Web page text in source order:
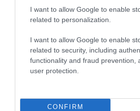
I want to allow Google to enable
related to personalization.
I want to allow Google to enable
related to security, including
functionality and fraud prevention,
user protection.
CONFIRM